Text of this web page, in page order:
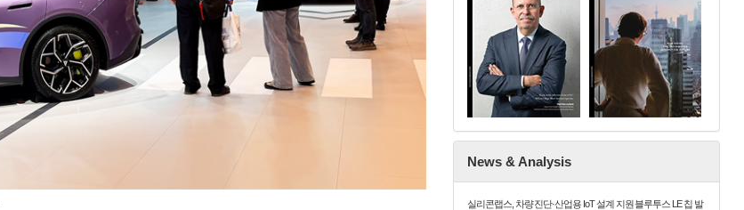
News & Analysis
실리콘랩스, 차량 진단·산업용 IoT 설계 지원 블루투스 LE 칩 발